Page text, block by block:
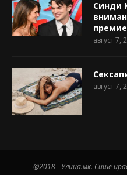
Синди
август 7,
август 7,
@2018 - Улица.мк. Сите